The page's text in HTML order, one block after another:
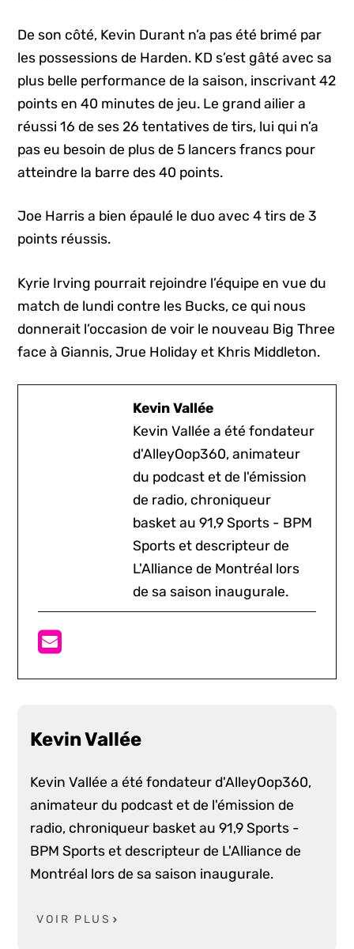
De son côté, Kevin Durant n’a pas été brimé par
les possessions de Harden. KD s’est gâté avec sa
plus belle performance de la saison, inscrivant 42
points en 40 minutes de jeu. Le grand ailier a
réussi 16 de ses 26 tentatives de tirs, lui qui n’a
pas eu besoin de plus de 5 lancers francs pour
atteindre la barre des 40 points.
Joe Harris a bien épaulé le duo avec 4 tirs de 3
points réussis.
Kyrie Irving pourrait rejoindre l’équipe en vue du
match de lundi contre les Bucks, ce qui nous
donnerait l’occasion de voir le nouveau Big Three
face à Giannis, Jrue Holiday et Khris Middleton.
Kevin Vallée
Kevin Vallée a été fondateur
d'AlleyOop360, animateur
du podcast et de l'émission
de radio, chroniqueur
basket au 91,9 Sports - BPM
Sports et descripteur de
L'Alliance de Montréal lors
de sa saison inaugurale.
Kevin Vallée
Kevin Vallée a été fondateur d'AlleyOop360,
animateur du podcast et de l'émission de
radio, chroniqueur basket au 91,9 Sports -
BPM Sports et descripteur de L'Alliance de
Montréal lors de sa saison inaugurale.
VOIR PLUS